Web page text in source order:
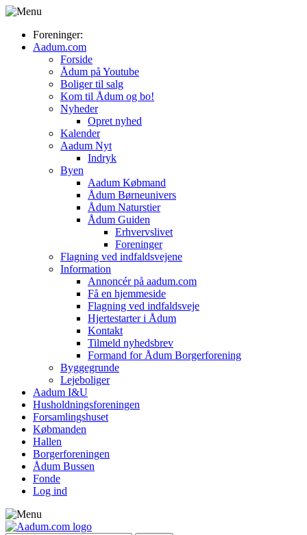
Foreninger:
Aadum.com
Forside
Ådum på Youtube
Boliger til salg
Kom til Ådum og bo!
Nyheder
Opret nyhed
Kalender
Aadum Nyt
Indryk
Byen
Aadum Købmand
Ådum Børneunivers
Ådum Naturstier
Ådum Guiden
Erhvervslivet
Foreninger
Flagning ved indfaldsvejene
Information
Annoncér på aadum.com
Få en hjemmeside
Flagning ved indfaldsveje
Hjertestarter i Ådum
Kontakt
Tilmeld nyhedsbrev
Formand for Ådum Borgerforening
Byggegrunde
Lejeboliger
Aadum I&U
Husholdningsforeningen
Forsamlingshuset
Købmanden
Hallen
Borgerforeningen
Ådum Bussen
Fonde
Log ind